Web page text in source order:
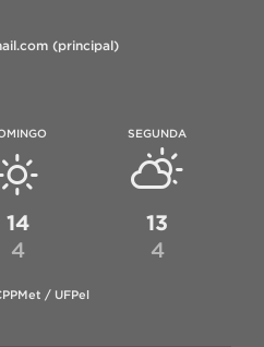
(principal)
14
4
SEGUNDA
13
4
/ UFPel